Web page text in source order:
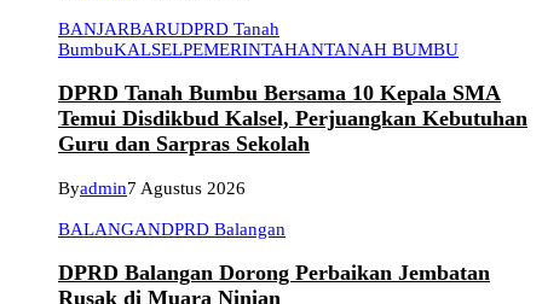
BANJARBARUDPRD Tanah
BumbuKALSELPEMERINTAHANTANAH BUMBU
DPRD Tanah Bumbu Bersama 10 Kepala SMA
Temui Disdikbud Kalsel, Perjuangkan Kebutuhan
Guru dan Sarpras Sekolah
Byadmin7 Agustus 2026
BALANGANDPRD Balangan
DPRD Balangan Dorong Perbaikan Jembatan
Rusak di Muara Ninian